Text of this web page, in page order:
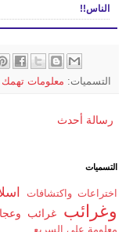
الناس!!
التسميات: معلومات تهمك
رسالة أحدث
التسميات
اختراعات واكتشافات
وغرائب
غرائب